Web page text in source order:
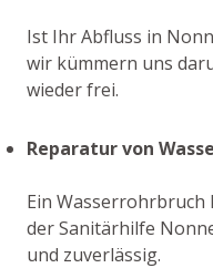
Ist Ihr Abfluss in
wir kümmern uns
wieder frei.
Reparatur von
Ein Wasserrohrbruch
der Sanitärhilfe
und zuverlässig.